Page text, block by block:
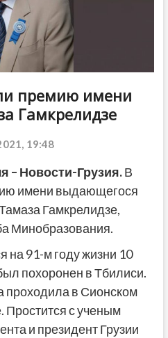
премию имени
Гамкрелидзе
19:48
– Новости-Грузия.В
имени выдающегося
Гамкрелидзе,
Минобразования.
на 91-м году жизни 10
похоронен в Тбилиси.
проходила в Сионском
с ученым
и президент Грузии